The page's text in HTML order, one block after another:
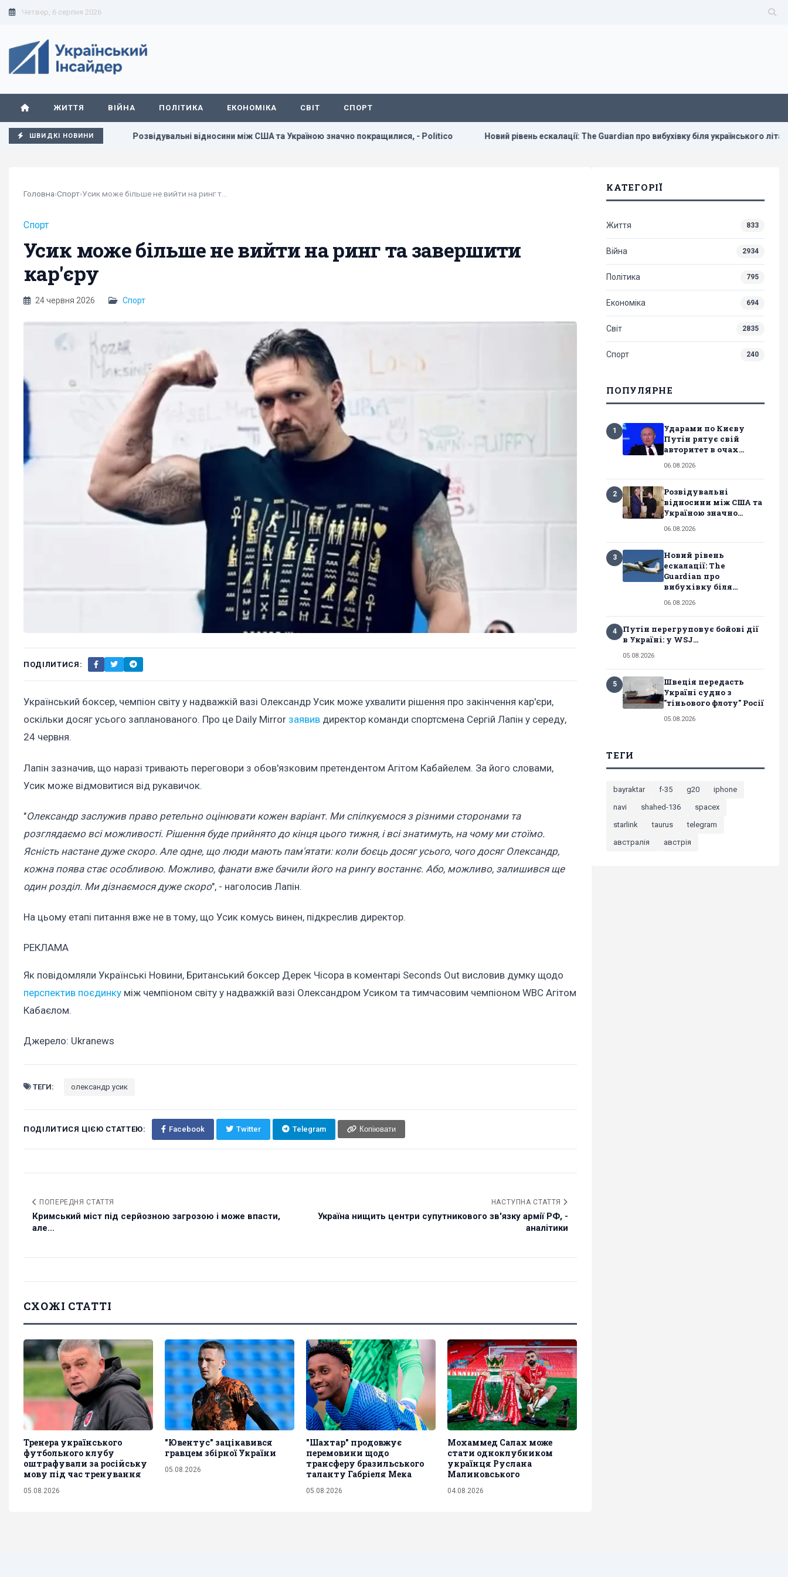
Четвер, 6 серпня 2026
ЖИТТЯ ВІЙНА ПОЛІТИКА ЕКОНОМІКА СВІТ СПОРТ
ШВИДКІ НОВИНИ
- Sky News Розвідувальні відносини між США та Україною значно покращилися, - Politico Новий рівень ескалації: The Guardian про вибухівку біля українського літака в Лейпцигу
Головна›Спорт›
Спорт
Усик може більше не вийти на ринг та завершити
кар'єру
24 червня 2026 Спорт
ПОДІЛИТИСЯ:
Український боксер, чемпіон світу у надважкій вазі Олександр Усик може ухвалити рішення про закінчення кар'єри,
оскільки досяг усього запланованого. Про це Daily Mirror заявив директор команди спортсмена Сергій Лапін у середу,
24 червня.
Лапін зазначив, що наразі тривають переговори з обов'язковим претендентом Агітом Кабайелем. За його словами,
Усик може відмовитися від рукавичок.
"Олександр заслужив право ретельно оцінювати кожен варіант. Ми спілкуємося з різними сторонами та
розглядаємо всі можливості. Рішення буде прийнято до кінця цього тижня, і всі знатимуть, на чому ми стоїмо.
Ясність настане дуже скоро. Але одне, що люди мають пам'ятати: коли боєць досяг усього, чого досяг Олександр,
кожна поява стає особливою. Можливо, фанати вже бачили його на рингу востаннє. Або, можливо, залишився ще
один розділ. Ми дізнаємося дуже скоро", - наголосив Лапін.
На цьому етапі питання вже не в тому, що Усик комусь винен, підкреслив директор.
РЕКЛАМА
Як повідомляли Українські Новини, Британський боксер Дерек Чісора в коментарі Seconds Out висловив думку щодо
перспектив поєдинку між чемпіоном світу у надважкій вазі Олександром Усиком та тимчасовим чемпіоном WBC Агітом
Кабаєлом.
Джерело: Ukranews
ТЕГИ: олександр усик
ПОДІЛИТИСЯ ЦІЄЮ СТАТТЕЮ: Facebook Twitter Telegram Копіювати
ПОПЕРЕДНЯ СТАТТЯ
Кримський міст під серйозною загрозою і може впасти,
але...
НАСТУПНА СТАТТЯ
Україна нищить центри супутникового зв'язку армії РФ, -
аналітики
СХОЖІ СТАТТІ
Тренера українського
футбольного клубу
оштрафували за російську
мову під час тренування
05.08.2026
"Ювентус" зацікавився
гравцем збірної України
05.08.2026
"Шахтар" продовжує
перемовини щодо
трансферу бразильського
таланту Габріеля Мека
05.08.2026
Мохаммед Салах може
стати одноклубником
українця Руслана
Малиновського
04.08.2026
КАТЕГОРІЇ
Життя 833
Війна 2934
Політика 795
Економіка 694
Світ 2835
Спорт 240
ПОПУЛЯРНЕ
1
Ударами по Києву
Путін рятує свій
авторитет в очах...
06.08.2026
2
Розвідувальні
відносини між США та
Україною значно...
06.08.2026
3
Новий рівень
ескалації: The
Guardian про
вибухівку біля...
06.08.2026
4
Путін перегруповує бойові дії
в Україні: у WSJ...
05.08.2026
5
Швеція передасть
Україні судно з
"тіньового флоту" Росії
05.08.2026
ТЕГИ
bayraktar f-35 g20
iphone
navi
shahed-136
spacex
starlink
taurus
telegram
австралія
австрія